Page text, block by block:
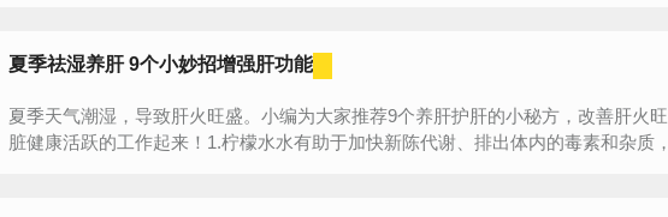
夏季祛湿养肝 9个小妙招增强肝功能
夏季天气潮湿，导致肝火旺盛。小编为大家推荐9个养肝护肝的小秘方，改善肝火
脏健康活跃的工作起来！1.柠檬水水有助于加快新陈代谢、排出体内的毒素和杂质